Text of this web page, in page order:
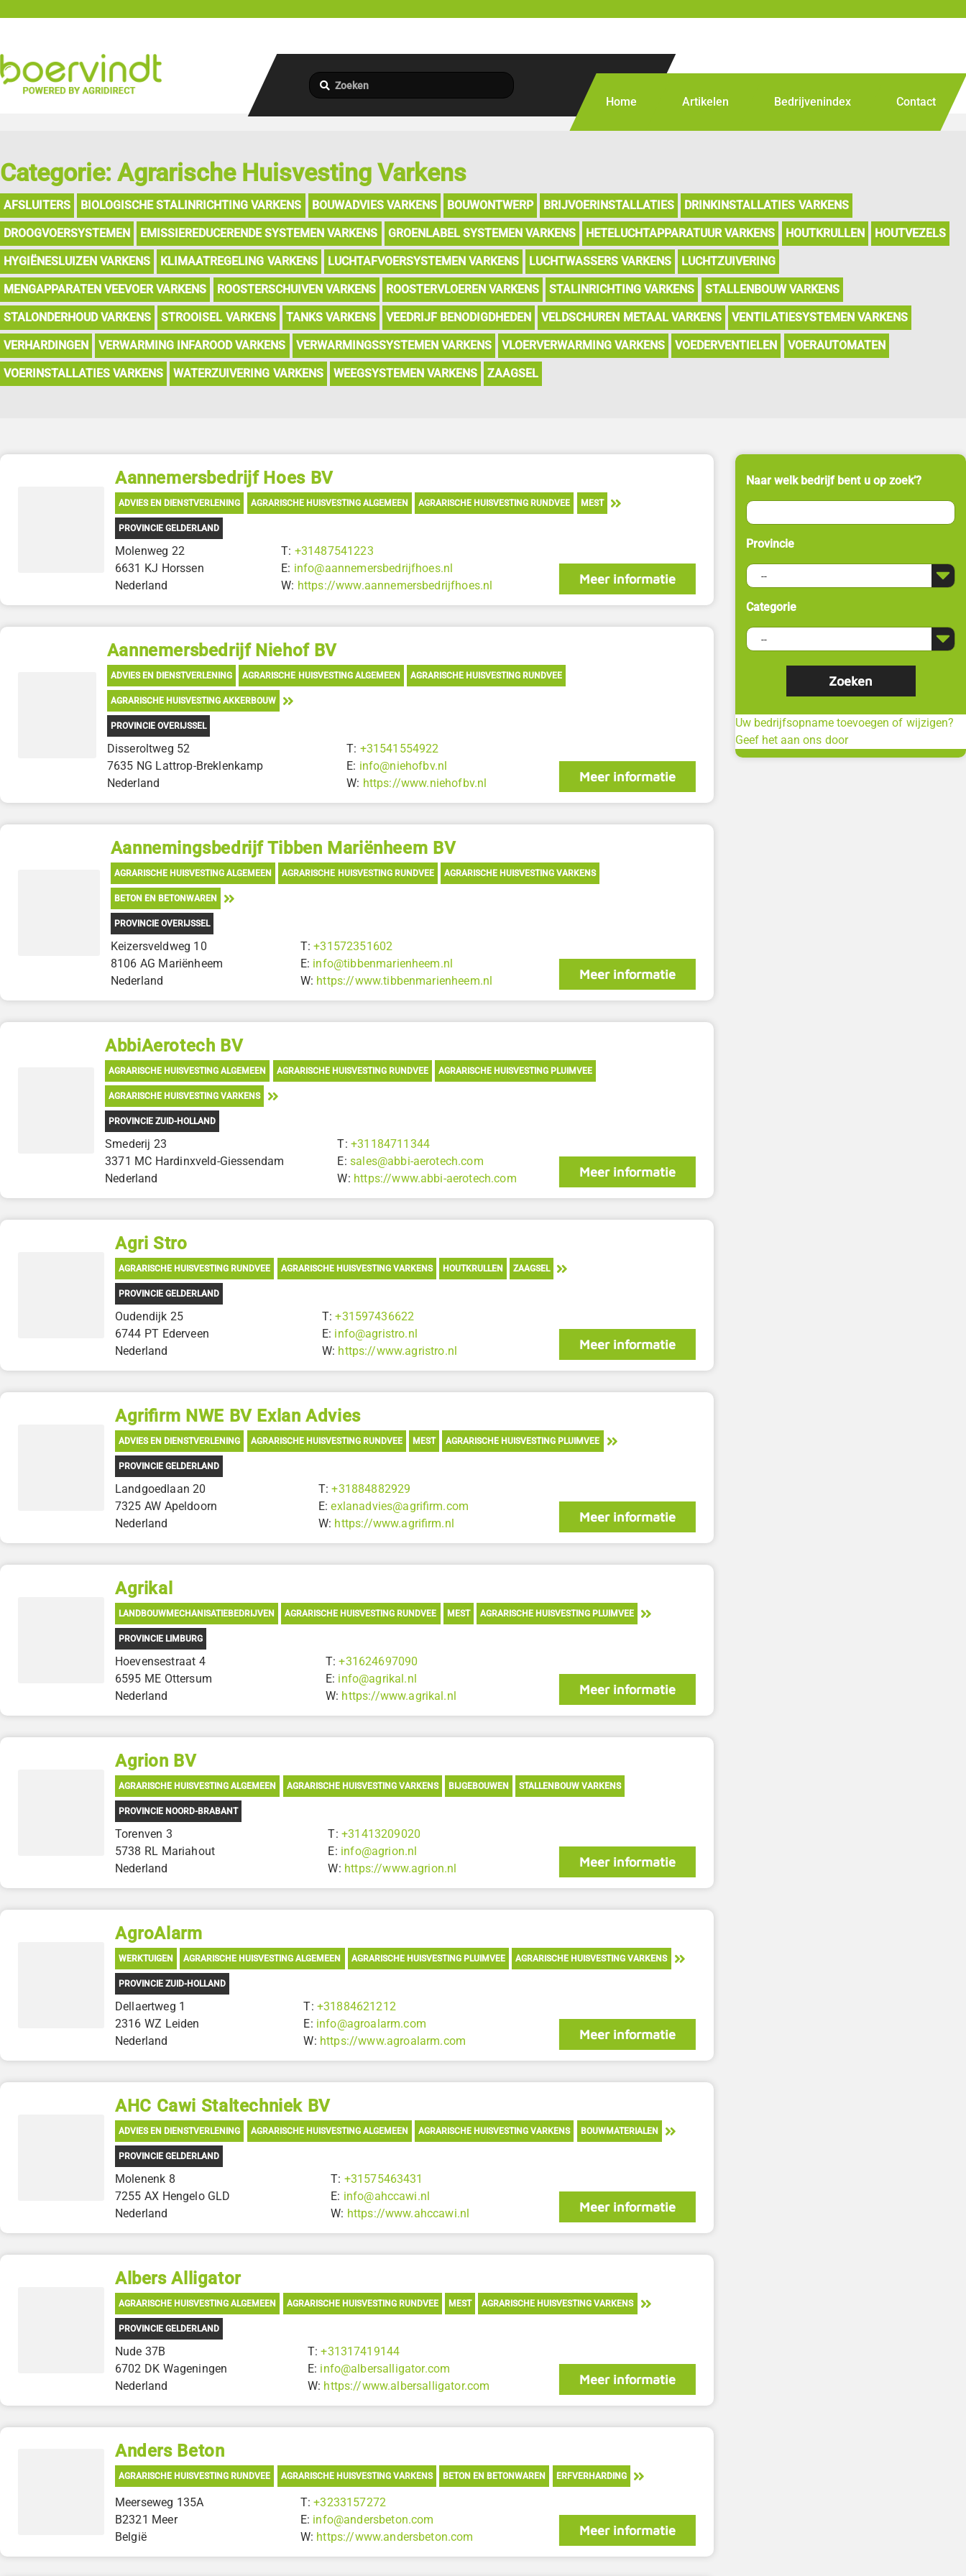
Home Artikelen Bedrijvenindex Contact
Categorie: Agrarische Huisvesting Varkens
AFSLUITERS BIOLOGISCHE STALINRICHTING VARKENS BOUWADVIES VARKENS BOUWONTWERP BRIJVOERINSTALLATIES DRINKINSTALLATIES VARKENS
DROOGVOERSYSTEMEN EMISSIEREDUCERENDE SYSTEMEN VARKENS GROENLABEL SYSTEMEN VARKENS HETELUCHTAPPARATUUR VARKENS HOUTKRULLEN HOUTVEZELS
HYGIËNESLUIZEN VARKENS KLIMAATREGELING VARKENS LUCHTAFVOERSYSTEMEN VARKENS LUCHTWASSERS VARKENS LUCHTZUIVERING
MENGAPPARATEN VEEVOER VARKENS ROOSTERSCHUIVEN VARKENS ROOSTERVLOEREN VARKENS STALINRICHTING VARKENS STALLENBOUW VARKENS
STALONDERHOUD VARKENS STROOISEL VARKENS TANKS VARKENS VEEDRIJF BENODIGDHEDEN VELDSCHUREN METAAL VARKENS VENTILATIESYSTEMEN VARKENS
VERHARDINGEN VERWARMING INFAROOD VARKENS VERWARMINGSSYSTEMEN VARKENS VLOERVERWARMING VARKENS VOEDERVENTIELEN VOERAUTOMATEN
VOERINSTALLATIES VARKENS WATERZUIVERING VARKENS WEEGSYSTEMEN VARKENS ZAAGSEL
Aannemersbedrijf Hoes BV
ADVIES EN DIENSTVERLENING AGRARISCHE HUISVESTING ALGEMEEN AGRARISCHE HUISVESTING RUNDVEE MEST
PROVINCIE GELDERLAND
Molenweg 22
6631 KJ Horssen
Nederland
T: +31487541223
E: info@aannemersbedrijfhoes.nl
W: https://www.aannemersbedrijfhoes.nl Meer informatie
Aannemersbedrijf Niehof BV
ADVIES EN DIENSTVERLENING AGRARISCHE HUISVESTING ALGEMEEN AGRARISCHE HUISVESTING RUNDVEE
AGRARISCHE HUISVESTING AKKERBOUW
PROVINCIE OVERIJSSEL
Disseroltweg 52
7635 NG Lattrop-Breklenkamp
Nederland
T: +31541554922
E: info@niehofbv.nl
W: https://www.niehofbv.nl Meer informatie
Aannemingsbedrijf Tibben Mariënheem BV
AGRARISCHE HUISVESTING ALGEMEEN AGRARISCHE HUISVESTING RUNDVEE AGRARISCHE HUISVESTING VARKENS
BETON EN BETONWAREN
PROVINCIE OVERIJSSEL
Keizersveldweg 10
8106 AG Mariënheem
Nederland
T:+31572351602
E: info@tibbenmarienheem.nl
W: https://www.tibbenmarienheem.nl Meer informatie
AbbiAerotech BV
AGRARISCHE HUISVESTING ALGEMEEN AGRARISCHE HUISVESTING RUNDVEE AGRARISCHE HUISVESTING PLUIMVEE
AGRARISCHE HUISVESTING VARKENS
PROVINCIE ZUID-HOLLAND
Smederij 23
3371 MC Hardinxveld-Giessendam
Nederland
T:+31184711344
E:sales@abbi-aerotech.com
W: https://www.abbi-aerotech.com Meer informatie
Agri Stro
AGRARISCHE HUISVESTING RUNDVEE AGRARISCHE HUISVESTING VARKENS HOUTKRULLEN ZAAGSEL
PROVINCIE GELDERLAND
Oudendijk 25
6744 PT Ederveen
Nederland
T:+31597436622
E: info@agristro.nl
W: https://www.agristro.nl Meer informatie
Agrifirm NWE BV Exlan Advies
ADVIES EN DIENSTVERLENING AGRARISCHE HUISVESTING RUNDVEE MEST AGRARISCHE HUISVESTING PLUIMVEE
PROVINCIE GELDERLAND
Landgoedlaan 20
7325 AW Apeldoorn
Nederland
T:+31884882929
E:exlanadvies@agrifirm.com
W: https://www.agrifirm.nl Meer informatie
Agrikal
LANDBOUWMECHANISATIEBEDRIJVEN AGRARISCHE HUISVESTING RUNDVEE MEST AGRARISCHE HUISVESTING PLUIMVEE
PROVINCIE LIMBURG
Hoevensestraat 4
6595 ME Ottersum
Nederland
T:+31624697090
E: info@agrikal.nl
W: https://www.agrikal.nl Meer informatie
Agrion BV
AGRARISCHE HUISVESTING ALGEMEEN AGRARISCHE HUISVESTING VARKENS BIJGEBOUWEN STALLENBOUW VARKENS
PROVINCIE NOORD-BRABANT
Torenven 3
5738 RL Mariahout
Nederland
T:+31413209020
E: info@agrion.nl
W: https://www.agrion.nl Meer informatie
AgroAlarm
WERKTUIGEN AGRARISCHE HUISVESTING ALGEMEEN AGRARISCHE HUISVESTING PLUIMVEE AGRARISCHE HUISVESTING VARKENS
PROVINCIE ZUID-HOLLAND
Dellaertweg 1
2316 WZ Leiden
Nederland
T:+31884621212
E: info@agroalarm.com
W: https://www.agroalarm.com Meer informatie
AHC Cawi Staltechniek BV
ADVIES EN DIENSTVERLENING AGRARISCHE HUISVESTING ALGEMEEN AGRARISCHE HUISVESTING VARKENS BOUWMATERIALEN
PROVINCIE GELDERLAND
Molenenk 8
7255 AX Hengelo GLD
Nederland
T: +31575463431
E: info@ahccawi.nl
W: https://www.ahccawi.nl Meer informatie
Albers Alligator
AGRARISCHE HUISVESTING ALGEMEEN AGRARISCHE HUISVESTING RUNDVEE MEST AGRARISCHE HUISVESTING VARKENS
PROVINCIE GELDERLAND
Nude 37B
6702 DK Wageningen
Nederland
T:+31317419144
E: info@albersalligator.com
W: https://www.albersalligator.com Meer informatie
Anders Beton
AGRARISCHE HUISVESTING RUNDVEE AGRARISCHE HUISVESTING VARKENS BETON EN BETONWAREN ERFVERHARDING
Meerseweg 135A
B2321 Meer
België
T:+3233157272
E: info@andersbeton.com
W: https://www.andersbeton.com Meer informatie
Naar welk bedrijf bent u op zoek’?
Provincie
Categorie
Uw bedrijfsopname toevoegen of wijzigen?
Geef het aan ons door